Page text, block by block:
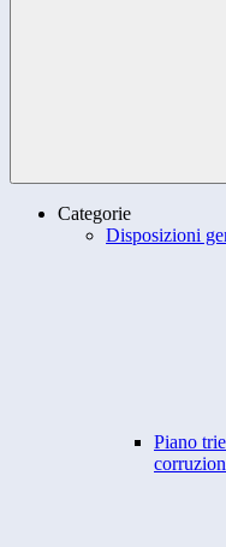
Categorie
Disposizioni
Piano